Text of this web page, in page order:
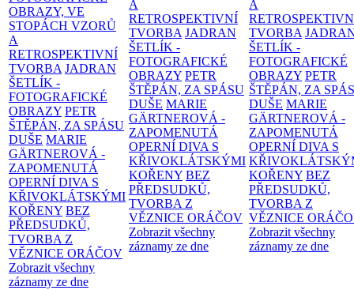
OBRAZY, VE
STOPÁCH VZORŮ
A
RETROSPEKTIVNÍ
TVORBA JADRAN
ŠETLÍK -
FOTOGRAFICKÉ
OBRAZY PETR
ŠTĚPÁN, ZA SPÁSU
DUŠE MARIE
GÄRTNEROVÁ -
ZAPOMENUTÁ
OPERNÍ DIVA S
KŘIVOKLÁTSKÝMI
KOŘENY BEZ
PŘEDSUDKŮ,
TVORBA Z
VĚZNICE ORÁČOV
Zobrazit všechny
záznamy ze dne
A
RETROSPEKTIVNÍ
TVORBA JADRAN
ŠETLÍK -
FOTOGRAFICKÉ
OBRAZY PETR
ŠTĚPÁN, ZA SPÁSU
DUŠE MARIE
GÄRTNEROVÁ -
ZAPOMENUTÁ
OPERNÍ DIVA S
KŘIVOKLÁTSKÝMI
KOŘENY BEZ
PŘEDSUDKŮ,
TVORBA Z
VĚZNICE ORÁČOV
Zobrazit všechny
záznamy ze dne
A
TVORBA
ŠETLÍK -
FOTOGRAFICKÉ
OBRAZY PETR
ŠTĚPÁN, ZA
DUŠE MARIE
GÄRTNEROVÁ -
ZAPOMENUTÁ
OPERNÍ DIVA S
KOŘENY BEZ
PŘEDSUDKŮ,
TVORBA Z
VĚZNICE
Zobrazit všechny
záznamy ze dne